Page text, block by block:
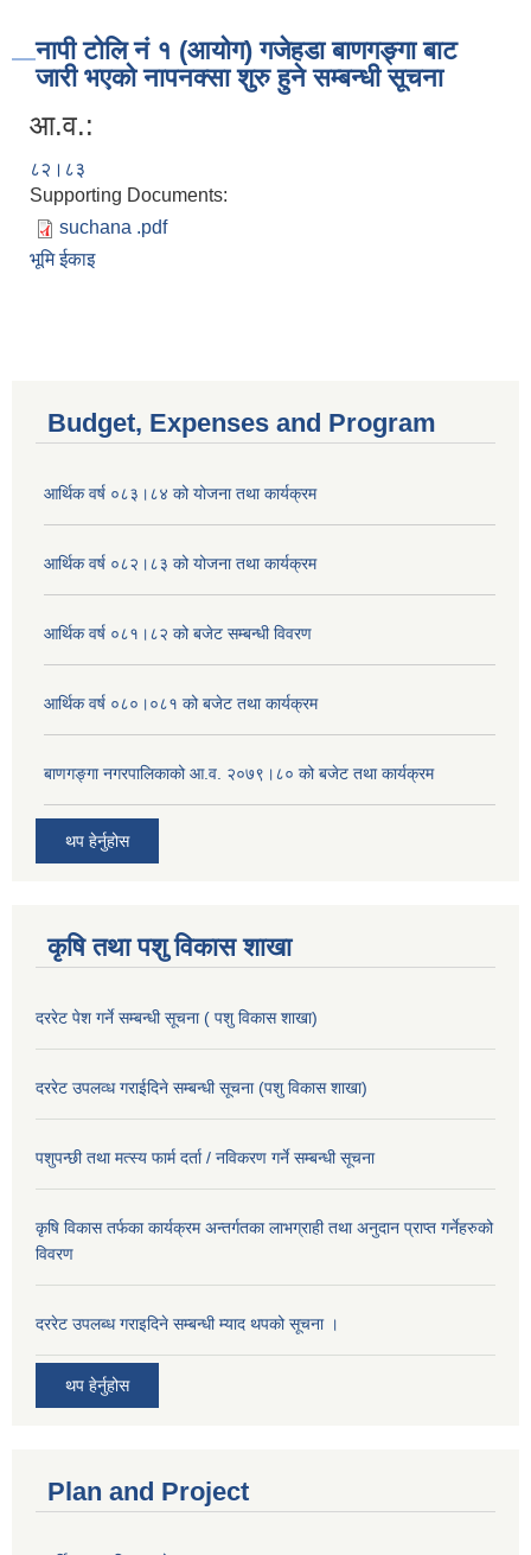
नापी टोलि नं १ (आयोग) गजेहडा बाणगङ्गा बाट
जारी भएको नापनक्सा शुरु हुने सम्बन्धी सूचना
आ.व.:
८२।८३
Supporting Documents:
suchana .pdf
भूमि ईकाइ
Budget, Expenses and Program
आर्थिक वर्ष ०८३।८४ को योजना तथा कार्यक्रम
आर्थिक वर्ष ०८२।८३ को योजना तथा कार्यक्रम
आर्थिक वर्ष ०८१।८२ को बजेट सम्बन्धी विवरण
आर्थिक वर्ष ०८०।०८१ को बजेट तथा कार्यक्रम
बाणगङ्गा नगरपालिकाको आ.व. २०७९।८० को बजेट तथा कार्यक्रम
थप हेर्नुहोस
कृषि तथा पशु विकास शाखा
दररेट पेश गर्ने सम्बन्धी सूचना ( पशु विकास शाखा)
दररेट उपलव्ध गराईदिने सम्बन्धी सूचना (पशु विकास शाखा)
पशुपन्छी तथा मत्स्य फार्म दर्ता / नविकरण गर्ने सम्बन्धी सूचना
कृषि विकास तर्फका कार्यक्रम अन्तर्गतका लाभग्राही तथा अनुदान प्राप्त गर्नेहरुको
विवरण
दररेट उपलब्ध गराइदिने सम्बन्धी म्याद थपको सूचना ।
थप हेर्नुहोस
Plan and Project